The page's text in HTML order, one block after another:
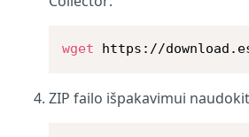
wget https://
ZIP failo išpakavimui